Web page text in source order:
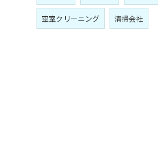
空室クリーニング 清掃会社